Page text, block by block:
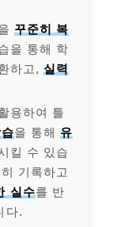
꾸준히 복
을 통해 학
하고,실력
용하여 틀
을 통해 유
킬 수 있습
기록하고
실수를 반
다.